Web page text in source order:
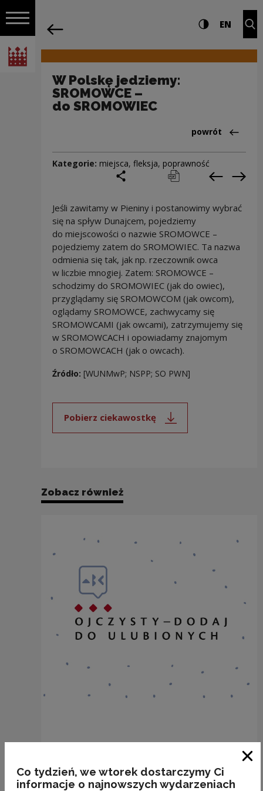
Włącz nawigację
Narodowe Centrum Kultury
Nawigacja Ustawienia i Wysoki
EN
W Polskę jedziemy:
SROMOWCE –
do SROMOWIEC
Powrót
powrót
Kategorie: miejsca, fleksja, poprawność
podziel się
drukuj pobierz
Jeśli zawitamy w Pieniny i postanowimy wybrać
się na spływ Dunajcem, pojedziemy
do miejscowości o nazwie SROMOWCE –
pojedziemy zatem do SROMOWIEC. Ta nazwa
odmienia się tak, jak np. rzeczownik owca
w liczbie mnogiej. Zatem: SROMOWCE –
schodzimy do SROMOWIEC (jak do owiec),
przyglądamy się SROMOWCOM (jak owcom),
oglądamy SROMOWCE, zachwycamy się
SROMOWCAMI (jak owcami), zatrzymujemy się
w SROMOWCACH i opowiadamy znajomym
o SROMOWCACH (jak o owcach).
Źródło: [WUNMwP; NSPP; SO PWN]
Pobierz ciekawostkę
Uwaga, link zostanie otwarty
Zobacz również
Kategorie:semantyka, jedzenie
Co tydzień, we wtorek dostarczymy Ci
informacje o najnowszych wydarzeniach